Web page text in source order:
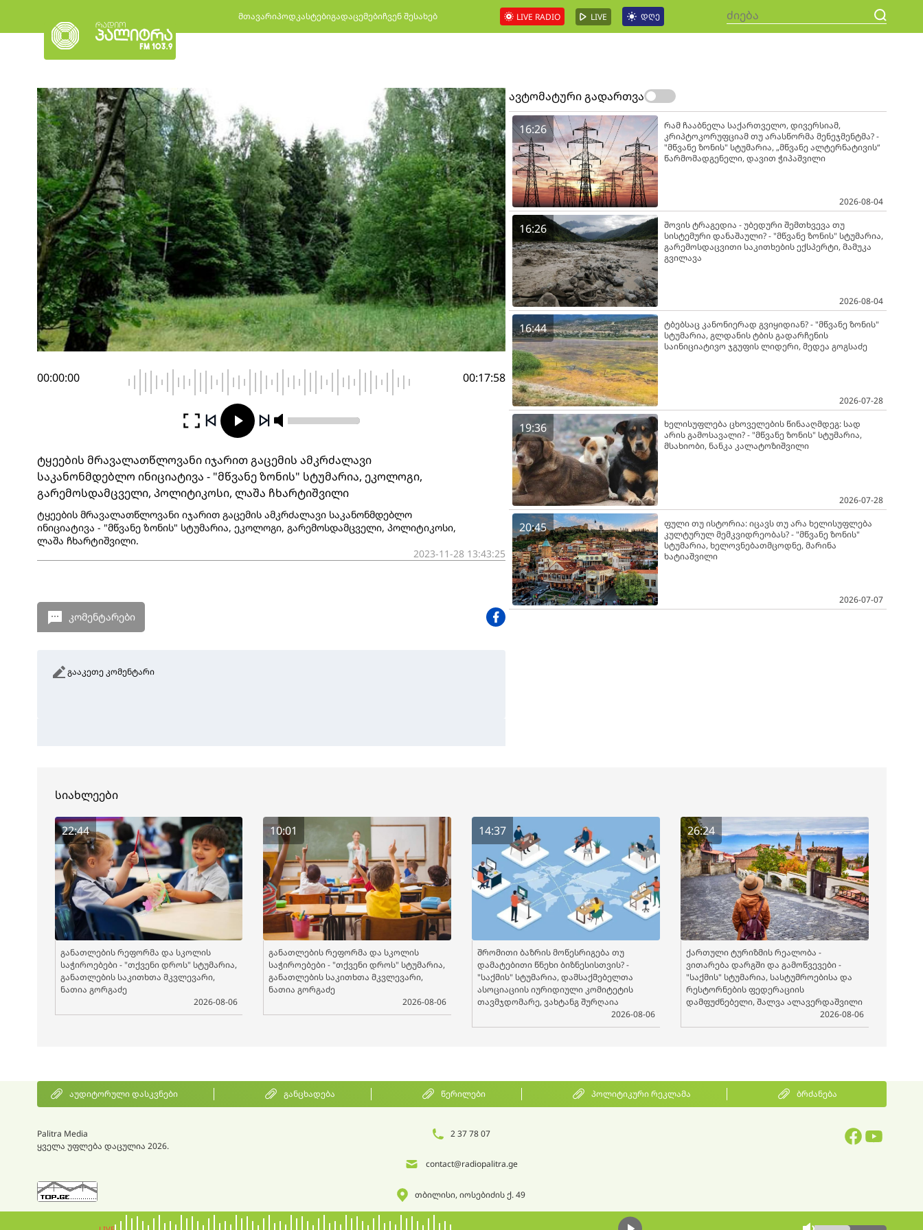
მთავარიპოდკასტებიგადაცემებიჩვენ შესახებ LIVE RADIO LIVE დღე
00:00:00 00:17:58
ტყეების მრავალათწლოვანი იჯარით გაცემის ამკრძალავი
საკანონმდებლო ინიციატივა - "მწვანე ზონის" სტუმარია, ეკოლოგი,
გარემოსდამცველი, პოლიტიკოსი, ლაშა ჩხარტიშვილი
ტყეების მრავალათწლოვანი იჯარით გაცემის ამკრძალავი საკანონმდებლო
ინიციატივა - "მწვანე ზონის" სტუმარია, ეკოლოგი, გარემოსდამცველი, პოლიტიკოსი,
ლაშა ჩხარტიშვილი.
2023-11-28 13:43:25
კომენტარები
გააკეთე კომენტარი
ავტომატური გადართვა
16:26
რამ ჩააბნელა საქართველო, დივერსიამ,
კრიპტოკორუფციამ თუ არასწორმა მენეჯმენტმა? -
"მწვანე ზონის" სტუმარია, „მწვანე ალტერნატივის“
წარმომადგენელი, დავით ჭიპაშვილი
2026-08-04
16:26
შოვის ტრაგედია - უბედური შემთხვევა თუ
სისტემური დანაშაული? - "მწვანე ზონის" სტუმარია,
გარემოსდაცვითი საკითხების ექსპერტი, მამუკა
გვილავა
2026-08-04
16:44
ტბებსაც კანონიერად გვიყიდიან? - "მწვანე ზონის"
სტუმარია, გლდანის ტბის გადარჩენის
საინიციატივო ჯგუფის ლიდერი, მედეა გოგსაძე
2026-07-28
19:36
ხელისუფლება ცხოველების წინააღმდეგ: სად
არის გამოსავალი? - "მწვანე ზონის" სტუმარია,
მსახიობი, ნანკა კალატოზიშვილი
2026-07-28
20:45
ფული თუ ისტორია: იცავს თუ არა ხელისუფლება
კულტურულ მემკვიდრეობას? - "მწვანე ზონის"
სტუმარია, ხელოვნებათმცოდნე, მარინა
ხატიაშვილი
2026-07-07
სიახლეები
22:44
განათლების რეფორმა და სკოლის
საჭიროებები - "თქვენი დროს" სტუმარია,
განათლების საკითხთა მკვლევარი,
ნათია გორგაძე
2026-08-06
10:01
განათლების რეფორმა და სკოლის
საჭიროებები - "თქვენი დროს" სტუმარია,
განათლების საკითხთა მკვლევარი,
ნათია გორგაძე
2026-08-06
14:37
შრომითი ბაზრის მოწესრიგება თუ
დამატებითი წნეხი ბიზნესისთვის? -
"საქმის" სტუმარია, დამსაქმებელთა
ასოციაციის იურიდიული კომიტეტის
თავმჯდომარე, ვახტანგ შურღაია
2026-08-06
26:24
ქართული ტურიზმის რეალობა -
ვითარება დარგში და გამოწვევები -
"საქმის" სტუმარია, სასტუმროებისა და
რესტორნების ფედერაციის
დამფუძნებელი, შალვა ალავერდაშვილი
2026-08-06
აუდიტორული დასკვნები განცხადება წერილები პოლიტიკური რეკლამა ბრძანება
Palitra Media
ყველა უფლება დაცულია 2026.
2 37 78 07
contact@radiopalitra.ge
თბილისი, იოსებიძის ქ. 49